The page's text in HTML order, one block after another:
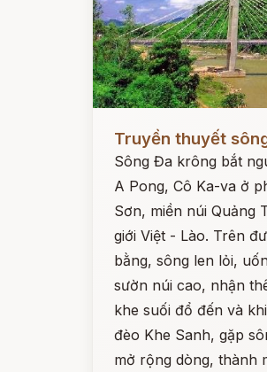
Đọc ngay
Truyền thuyết
Sông Đa krông bắt
A Pong, Cô Ka-va ở
Sơn, miền núi Quảng
giới Việt - Lào. Trên
bằng, sông len lỏi,
sườn núi cao, nhận
khe suối đổ đến và
đèo Khe Sanh, gặp
mở rộng dòng, thành